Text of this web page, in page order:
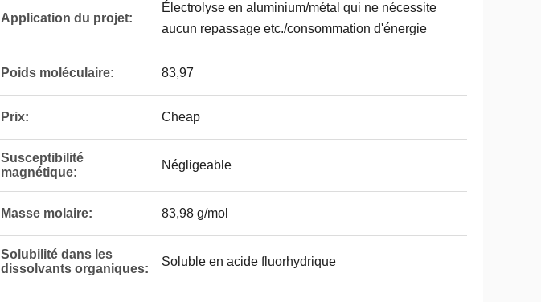
Application du projet:
Électrolyse en aluminium/métal qui ne nécessite
aucun repassage etc./consommation d'énergie
Poids moléculaire: 83,97
Prix: Cheap
Susceptibilité
magnétique:
Négligeable
Masse molaire: 83,98 g/mol
Solubilité dans les
dissolvants organiques:
Soluble en acide fluorhydrique